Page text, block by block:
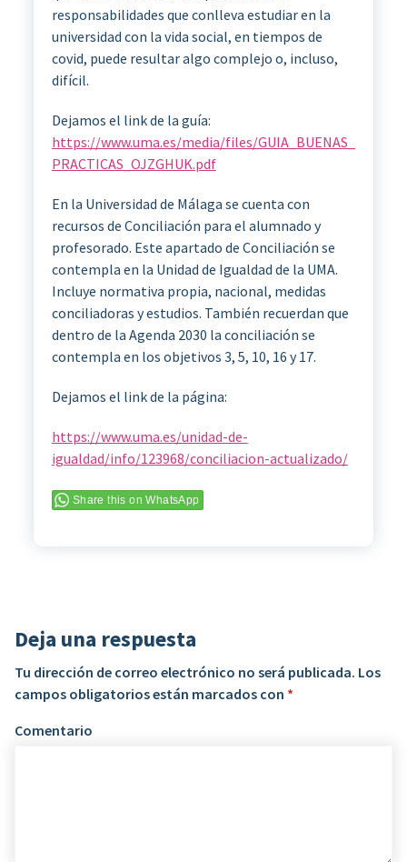
responsabilidades que conlleva estudiar en la
universidad con la vida social, en tiempos de
covid, puede resultar algo complejo o, incluso,
difícil.
Dejamos el link de la guía:
https://www.uma.es/media/files/GUIA_BUENAS_
PRACTICAS_OJZGHUK.pdf
En la Universidad de Málaga se cuenta con
recursos de Conciliación para el alumnado y
profesorado. Este apartado de Conciliación se
contempla en la Unidad de Igualdad de la UMA.
Incluye normativa propia, nacional, medidas
conciliadoras y estudios. También recuerdan que
dentro de la Agenda 2030 la conciliación se
contempla en los objetivos 3, 5, 10, 16 y 17.
Dejamos el link de la página:
https://www.uma.es/unidad-de-
igualdad/info/123968/conciliacion-actualizado/
Share this on WhatsApp
Deja una respuesta
Tu dirección de correo electrónico no será publicada. Los
campos obligatorios están marcados con *
Comentario